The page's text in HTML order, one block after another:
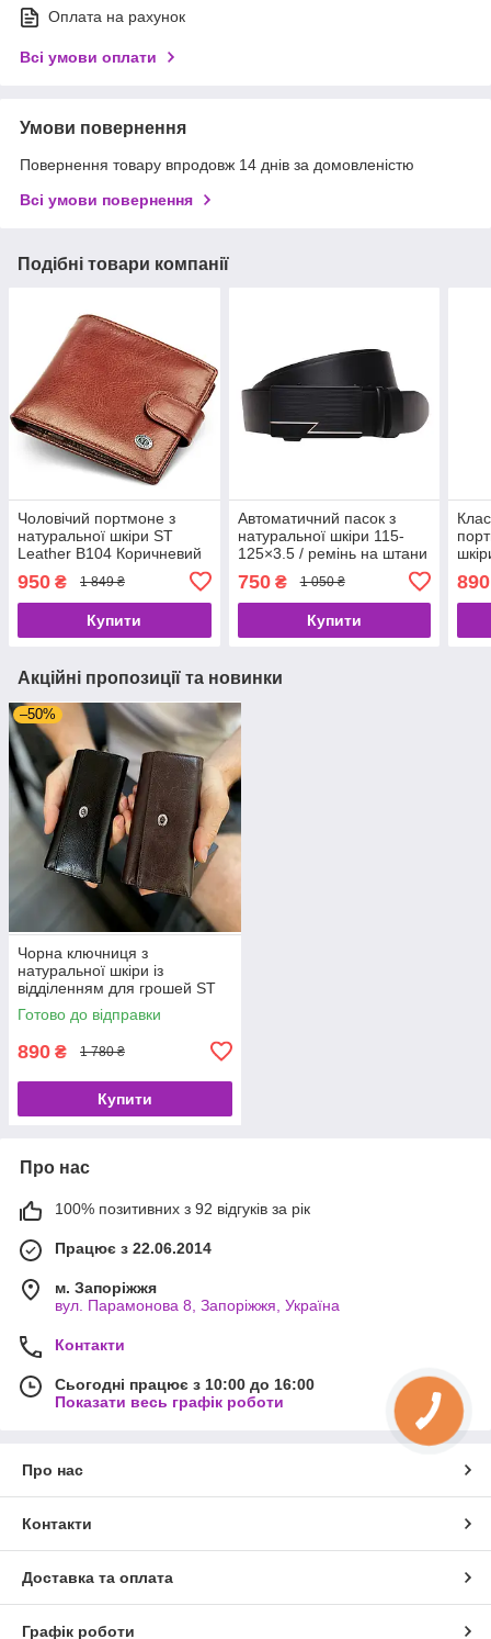
Оплата на рахунок
Всі умови оплати
Умови повернення
Повернення товару впродовж 14 днів за домовленістю
Всі умови повернення
Подібні товари компанії
Чоловічий портмоне з
натуральної шкіри ST
Leather B104 Коричневий
950 ₴ 1 849 ₴
Купити
Автоматичний пасок з
натуральної шкіри 115-
125×3.5 / ремінь на штани
750₴ 1 050 ₴
Купити
890
Акційні пропозиції та новинки
–50%
Чорна ключниця з
натуральної шкіри із
відділенням для грошей ST
Leather B416
Готово до відправки
890 ₴ 1 780 ₴
Купити
Про нас
100% позитивних з 92 відгуків за рік
Працює з 22.06.2014
м. Запоріжжя
вул. Парамонова 8, Запоріжжя, Україна
Контакти
Сьогодні працює з 10:00 до 16:00
Показати весь графік роботи
Про нас
Контакти
Доставка та оплата
Графік роботи